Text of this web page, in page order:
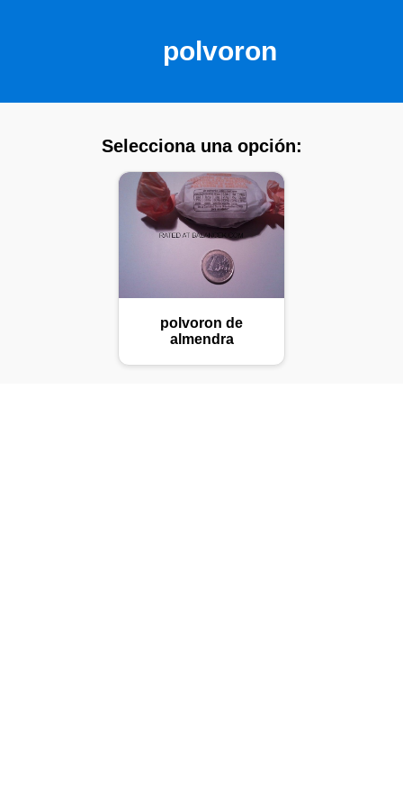
polvoron
Selecciona una opción:
polvoron de
almendra